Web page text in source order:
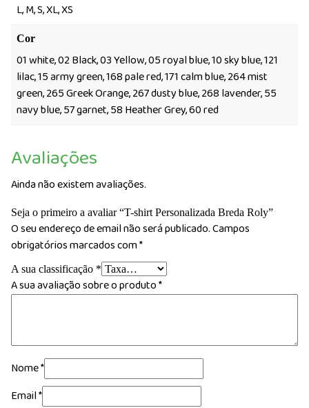
L, M, S, XL, XS
Cor
01 white, 02 Black, 03 Yellow, 05 royal blue, 10 sky blue, 121
lilac, 15 army green, 168 pale red, 171 calm blue, 264 mist
green, 265 Greek Orange, 267 dusty blue, 268 lavender, 55
navy blue, 57 garnet, 58 Heather Grey, 60 red
Avaliações
Ainda não existem avaliações.
Seja o primeiro a avaliar “T-shirt Personalizada Breda Roly”
O seu endereço de email não será publicado.Campos
obrigatórios marcados com*
A sua classificação *
A sua avaliação sobre o produto*
Nome*
Email*